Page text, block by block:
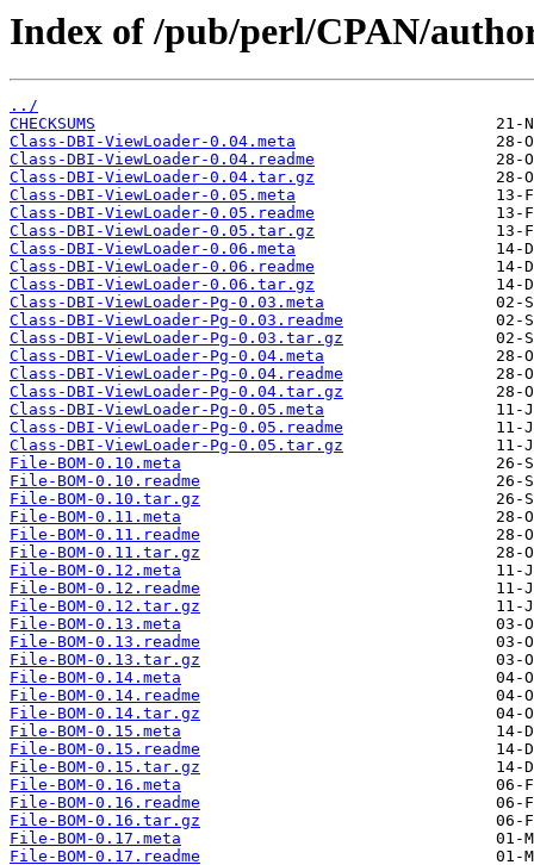
Index of /pub/perl/CPAN/
../
CHECKSUMS
Class-DBI-ViewLoader-0.04.meta
Class-DBI-ViewLoader-0.04.readme
Class-DBI-ViewLoader-0.04.tar.gz
Class-DBI-ViewLoader-0.05.meta
Class-DBI-ViewLoader-0.05.readme
Class-DBI-ViewLoader-0.05.tar.gz
Class-DBI-ViewLoader-0.06.meta
Class-DBI-ViewLoader-0.06.readme
Class-DBI-ViewLoader-0.06.tar.gz
Class-DBI-ViewLoader-Pg-0.03.meta
Class-DBI-ViewLoader-Pg-0.03.readme
Class-DBI-ViewLoader-Pg-0.03.tar.gz
Class-DBI-ViewLoader-Pg-0.04.meta
Class-DBI-ViewLoader-Pg-0.04.readme
Class-DBI-ViewLoader-Pg-0.04.tar.gz
Class-DBI-ViewLoader-Pg-0.05.meta
Class-DBI-ViewLoader-Pg-0.05.readme
Class-DBI-ViewLoader-Pg-0.05.tar.gz
File-BOM-0.10.meta
File-BOM-0.10.readme
File-BOM-0.10.tar.gz
File-BOM-0.11.meta
File-BOM-0.11.readme
File-BOM-0.11.tar.gz
File-BOM-0.12.meta
File-BOM-0.12.readme
File-BOM-0.12.tar.gz
File-BOM-0.13.meta
File-BOM-0.13.readme
File-BOM-0.13.tar.gz
File-BOM-0.14.meta
File-BOM-0.14.readme
File-BOM-0.14.tar.gz
File-BOM-0.15.meta
File-BOM-0.15.readme
File-BOM-0.15.tar.gz
File-BOM-0.16.meta
File-BOM-0.16.readme
File-BOM-0.16.tar.gz
File-BOM-0.17.meta
File-BOM-0.17.readme